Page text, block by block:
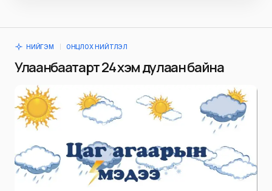
НИЙГЭМ ОНЦЛОХ НИЙТЛЭЛ
Улаанбаатарт 24 хэм дулаан байна